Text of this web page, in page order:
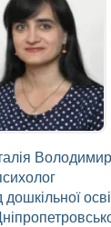
дошкільної